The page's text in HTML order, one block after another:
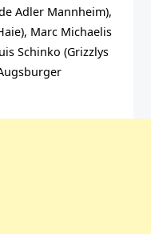
Adler Mannheim),
Marc Michaelis
Schinko (Grizzlys